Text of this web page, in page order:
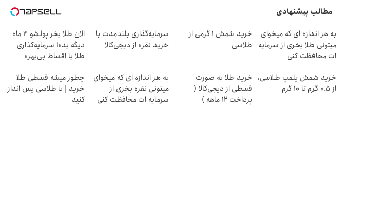
مطالب پیشنهادی
به هر اندازه ای که میخوای
میتونی طلا بخری از سرمایه
ات محافظت کنی
خرید شمش 1 گرمی از
طلاسی
سرمایه‌گذاری بلندمدت با
خرید نقره از دیجی‌کالا
الان طلا بخر پولشو 4 ماه
دیگه بده! سرمایه‌گذاری
طلا با اقساط بی‌بهره
خرید شمش پلمپ طلاسی،
از ۰.۵ گرم تا ۱۰ گرم
خرید طلا به صورت
قسطی از دیجی‌کالا (
پرداخت 12 ماهه )
به هر اندازه ای که میخوای
میتونی نقره بخری از
سرمایه ات محافظت کنی
چطور میشه قسطی طلا
خرید | با طلاسی پس انداز
کنید